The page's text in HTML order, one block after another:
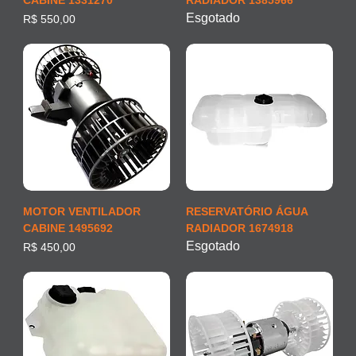
Preço
R$ 550,00 Esgotado
MOTOR VENTILADOR
CABINE 1495692
Preço
R$ 450,00
RESERVATÓRIO ÁGUA
RADIADOR 1674918
Esgotado